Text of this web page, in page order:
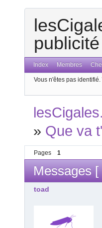
publicité
Index Membres
Vous n'êtes pas identifié.
» Que va
Pages 1
Messages [
toad